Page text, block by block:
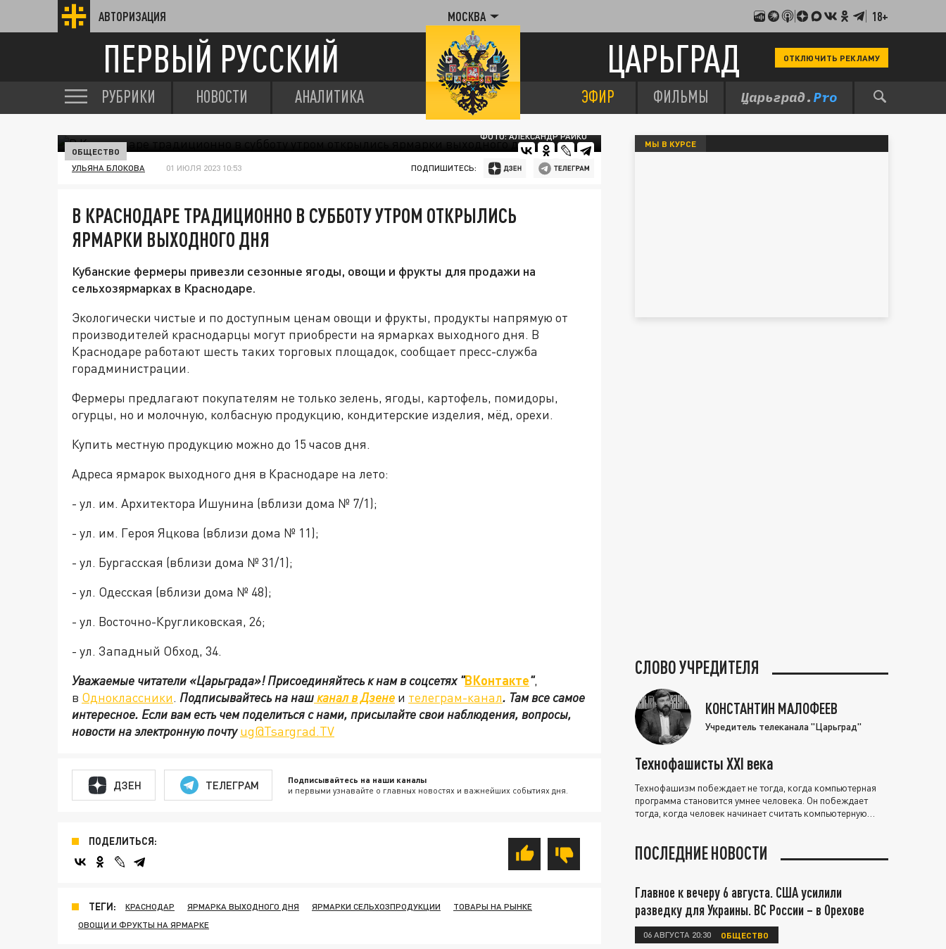
АВТОРИЗАЦИЯ МОСКВА 18+
ПЕРВЫЙ РУССКИЙ ЦАРЬГРАД ОТКЛЮЧИТЬ РЕКЛАМУ
РУБРИКИ НОВОСТИ АНАЛИТИКА ЭФИР ФИЛЬМЫ
ФОТО: АЛЕКСАНДР РАЙКО
ОБЩЕСТВО
УЛЬЯНА БЛОКОВА 01 ИЮЛЯ 2023 10:53 ПОДПИШИТЕСЬ:
В КРАСНОДАРЕ ТРАДИЦИОННО В СУББОТУ УТРОМ ОТКРЫЛИСЬ
ЯРМАРКИ ВЫХОДНОГО ДНЯ
Кубанские фермеры привезли сезонные ягоды, овощи и фрукты для продажи на
сельхозярмарках в Краснодаре.
Экологически чистые и по доступным ценам овощи и фрукты, продукты напрямую от
производителей краснодарцы могут приобрести на ярмарках выходного дня. В
Краснодаре работают шесть таких торговых площадок, сообщает пресс-служба
горадминистрации.
Фермеры предлагают покупателям не только зелень, ягоды, картофель, помидоры,
огурцы, но и молочную, колбасную продукцию, кондитерские изделия, мёд, орехи.
Купить местную продукцию можно до 15 часов дня.
Адреса ярмарок выходного дня в Краснодаре на лето:
- ул. им. Архитектора Ишунина (вблизи дома № 7/1);
- ул. им. Героя Яцкова (вблизи дома № 11);
- ул. Бургасская (вблизи дома № 31/1);
- ул. Одесская (вблизи дома № 48);
- ул. Восточно-Кругликовская, 26;
- ул. Западный Обход, 34.
Уважаемые читатели «Царьграда»!Присоединяйтесь к нам в соцсетях"ВКонтакте",
в Одноклассники. Подписывайтесь на нашканал в Дзене и телеграм-канал. Там все самое
интересное. Если вам есть чем поделиться с нами, присылайте свои наблюдения, вопросы,
новости на электронную почтуug@Tsargrad.TV
ДЗЕН ТЕЛЕГРАМ Подписывайтесь на наши каналы
и первыми узнавайте о главных новостях и важнейших событиях дня.
ПОДЕЛИТЬСЯ:
ТЕГИ: КРАСНОДАР ЯРМАРКА ВЫХОДНОГО ДНЯ ЯРМАРКИ СЕЛЬХОЗПРОДУКЦИИ
ТОВАРЫ НА РЫНКЕ
ОВОЩИ И ФРУКТЫ НА ЯРМАРКЕ
МЫ В КУРСЕ
СЛОВО УЧРЕДИТЕЛЯ
КОНСТАНТИН МАЛОФЕЕВ
Учредитель телеканала "Царьград"
Технофашисты XXI века
Технофашизм побеждает не тогда, когда компьютерная
программа становится умнее человека. Он побеждает
тогда, когда человек начинает считать компьютерную
ПОСЛЕДНИЕ НОВОСТИ
Главное к вечеру 6 августа. США усилили
разведку для Украины. ВС России – в Орехове
06 АВГУСТА 20:30 ОБЩЕСТВО